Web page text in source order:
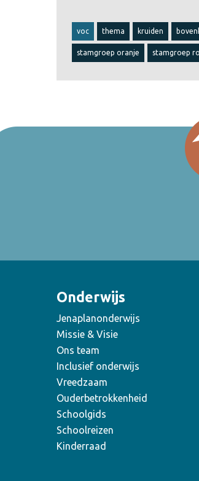
voc thema kruiden
stamgroep oranje stamgroep
Onderwijs
Jenaplanonderwijs
Missie & Visie
Ons team
Inclusief onderwijs
Vreedzaam
Ouderbetrokkenheid
Schoolgids
Schoolreizen
Kinderraad